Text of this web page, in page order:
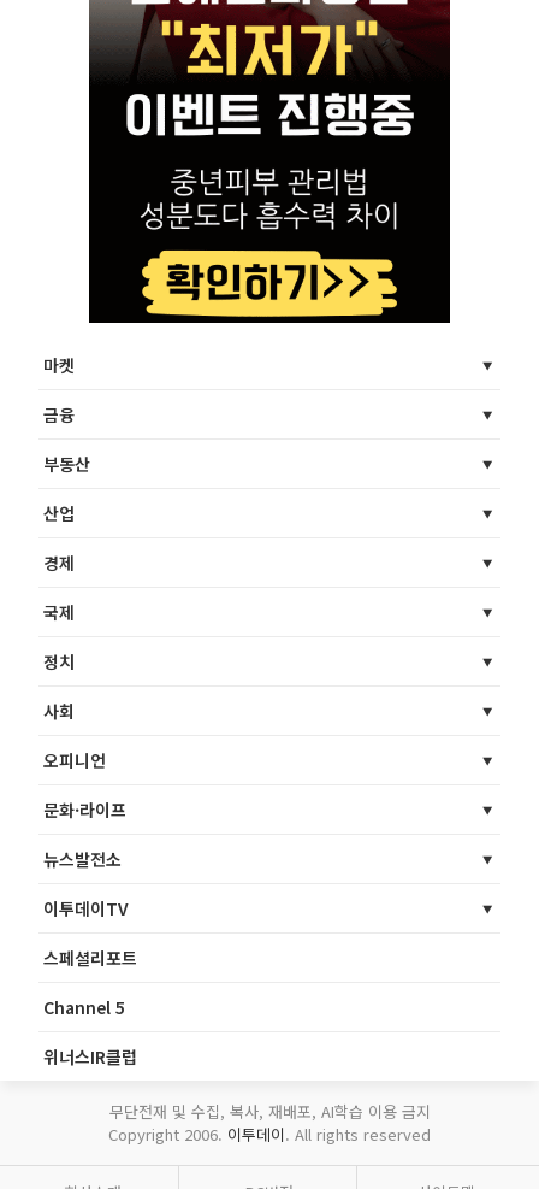
마켓
금융
부동산
산업
경제
국제
정치
사회
오피니언
문화·라이프
뉴스발전소
이투데이TV
스페셜리포트
Channel 5
위너스IR클럽
무단전재 및 수집, 복사, 재배포, AI학습 이용 금지
Copyright 2006. 이투데이. All rights reserved